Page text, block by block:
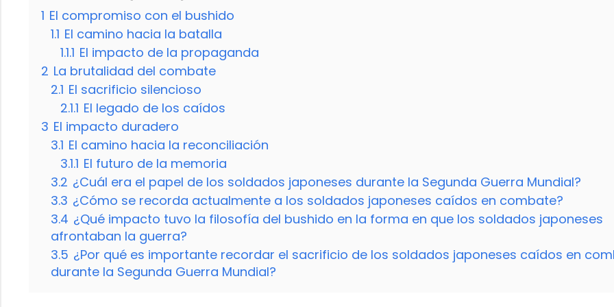
1 El compromiso con el bushido
1.1 El camino hacia la batalla
1.1.1 El impacto de la propaganda
2 La brutalidad del combate
2.1 El sacrificio silencioso
2.1.1 El legado de los caídos
3 El impacto duradero
3.1 El camino hacia la reconciliación
3.1.1 El futuro de la memoria
3.2 ¿Cuál era el papel de los soldados japoneses durante la Segunda Guerra Mundial?
3.3 ¿Cómo se recorda actualmente a los soldados japoneses caídos en combate?
3.4 ¿Qué impacto tuvo la filosofía del bushido en la forma en que los soldados japoneses
afrontaban la guerra?
3.5 ¿Por qué es importante recordar el sacrificio de los soldados japoneses caídos en
durante la Segunda Guerra Mundial?